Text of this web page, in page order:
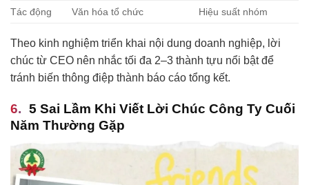
Tác động Văn hóa tổ chức Hiệu suất nhóm
Theo kinh nghiệm triển khai nội dung doanh nghiệp, lời
chúc từ CEO nên nhắc tối đa 2–3 thành tựu nổi bật để
tránh biến thông điệp thành báo cáo tổng kết.
5 Sai Lầm Khi Viết Lời Chúc Công Ty Cuối
Năm Thường Gặp